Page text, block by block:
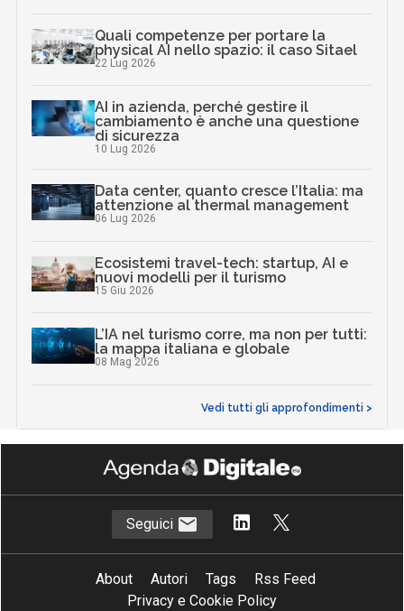
Quali competenze per portare la
physical AI nello spazio: il caso Sitael
22 Lug 2026
AI in azienda, perché gestire il
cambiamento è anche una questione
di sicurezza
10 Lug 2026
Data center, quanto cresce l’Italia: ma
attenzione al thermal management
06 Lug 2026
Ecosistemi travel-tech: startup, AI e
nuovi modelli per il turismo
15 Giu 2026
L’IA nel turismo corre, ma non per tutti:
la mappa italiana e globale
08 Mag 2026
Vedi tutti gli approfondimenti >
Seguici
About Autori Tags
Rss Feed
Privacy e Cookie Policy